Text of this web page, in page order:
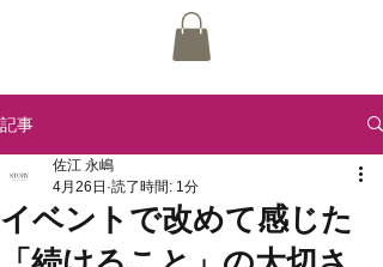
記事
イベントで改めて感じた
佐江 永嶋
4月26日 読了時間: 1分